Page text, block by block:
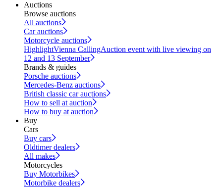
Auctions
Browse auctions
All auctions
Car auctions
Motorcycle auctions
HighlightVienna CallingAuction event with live viewing on
12 and 13 September
Brands & guides
Porsche auctions
Mercedes-Benz auctions
British classic car auctions
How to sell at auction
How to buy at auction
Buy
Cars
Buy cars
Oldtimer dealers
All makes
Motorcycles
Buy Motorbikes
Motorbike dealers